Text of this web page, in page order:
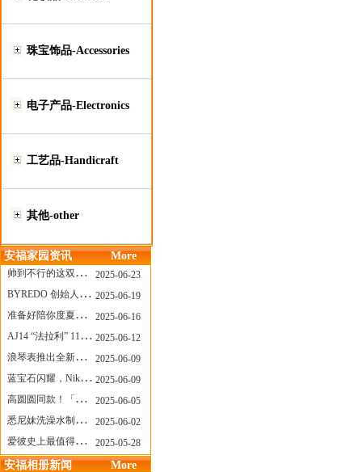
珠宝饰品-Accessories
电子产品-Electronics
工艺品-Handicraft
其他-other
安福家园资讯 More
帅到不行的这双跑鞋，其实藏着Nike第一位签约跑者的故事
2025-06-23
BYREDO 创始人离任，也带走了那份灵魂感
2025-06-19
准备好陪你度夏，nanamica x Suicoke 新联名来了
2025-06-16
AJ14 “法拉利” 11年后回归，红色超跑气场全开
2025-06-12
浪琴表推出全新先行者系列祖鲁时间1925腕表
2025-06-09
蓝宝石闪耀，Nike Air Max DN8 华丽变身
2025-06-09
高圆圆同款！「赤足New Balance」新联名曝光，铺货了
2025-06-05
悉尼妹洗澡水制成肥皂开启售卖！男粉：这肥皂能吃吗？
2025-06-02
爱彼史上最值得看的大展！揭秘150年传奇制表背后
2025-05-28
安福相册新闻 More